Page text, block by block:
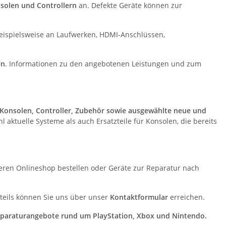
und Controllern an. Defekte Geräte können zur
an Laufwerken, HDMI-Anschlüssen,
. Informationen zu den angebotenen Leistungen und zum
Konsolen, Controller, Zubehör sowie ausgewählte neue und
Systeme als auch Ersatzteile für Konsolen, die bereits
Onlineshop bestellen oder Geräte zur Reparatur nach
können Sie uns über unser Kontaktformular erreichen.
rund um PlayStation, Xbox und Nintendo.